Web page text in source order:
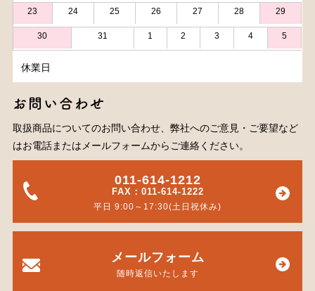
23 24 25 26 27 28 29
30 31 1 2 3 4 5
休業日
お問い合わせ
取扱商品についてのお問い合わせ、弊社へのご意見・ご要望など
はお電話またはメールフォームからご連絡ください。
011-614-1212
FAX：011-614-1222
平日 9:00～17:30(土日祝休み)
メールフォーム
随時返信いたします